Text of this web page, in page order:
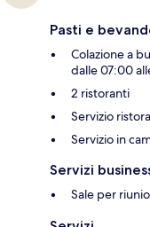
Pasti e
Colazione a
dalle 07:00
2 ristoranti
Servizio
Servizio in
Servizi
Sale per